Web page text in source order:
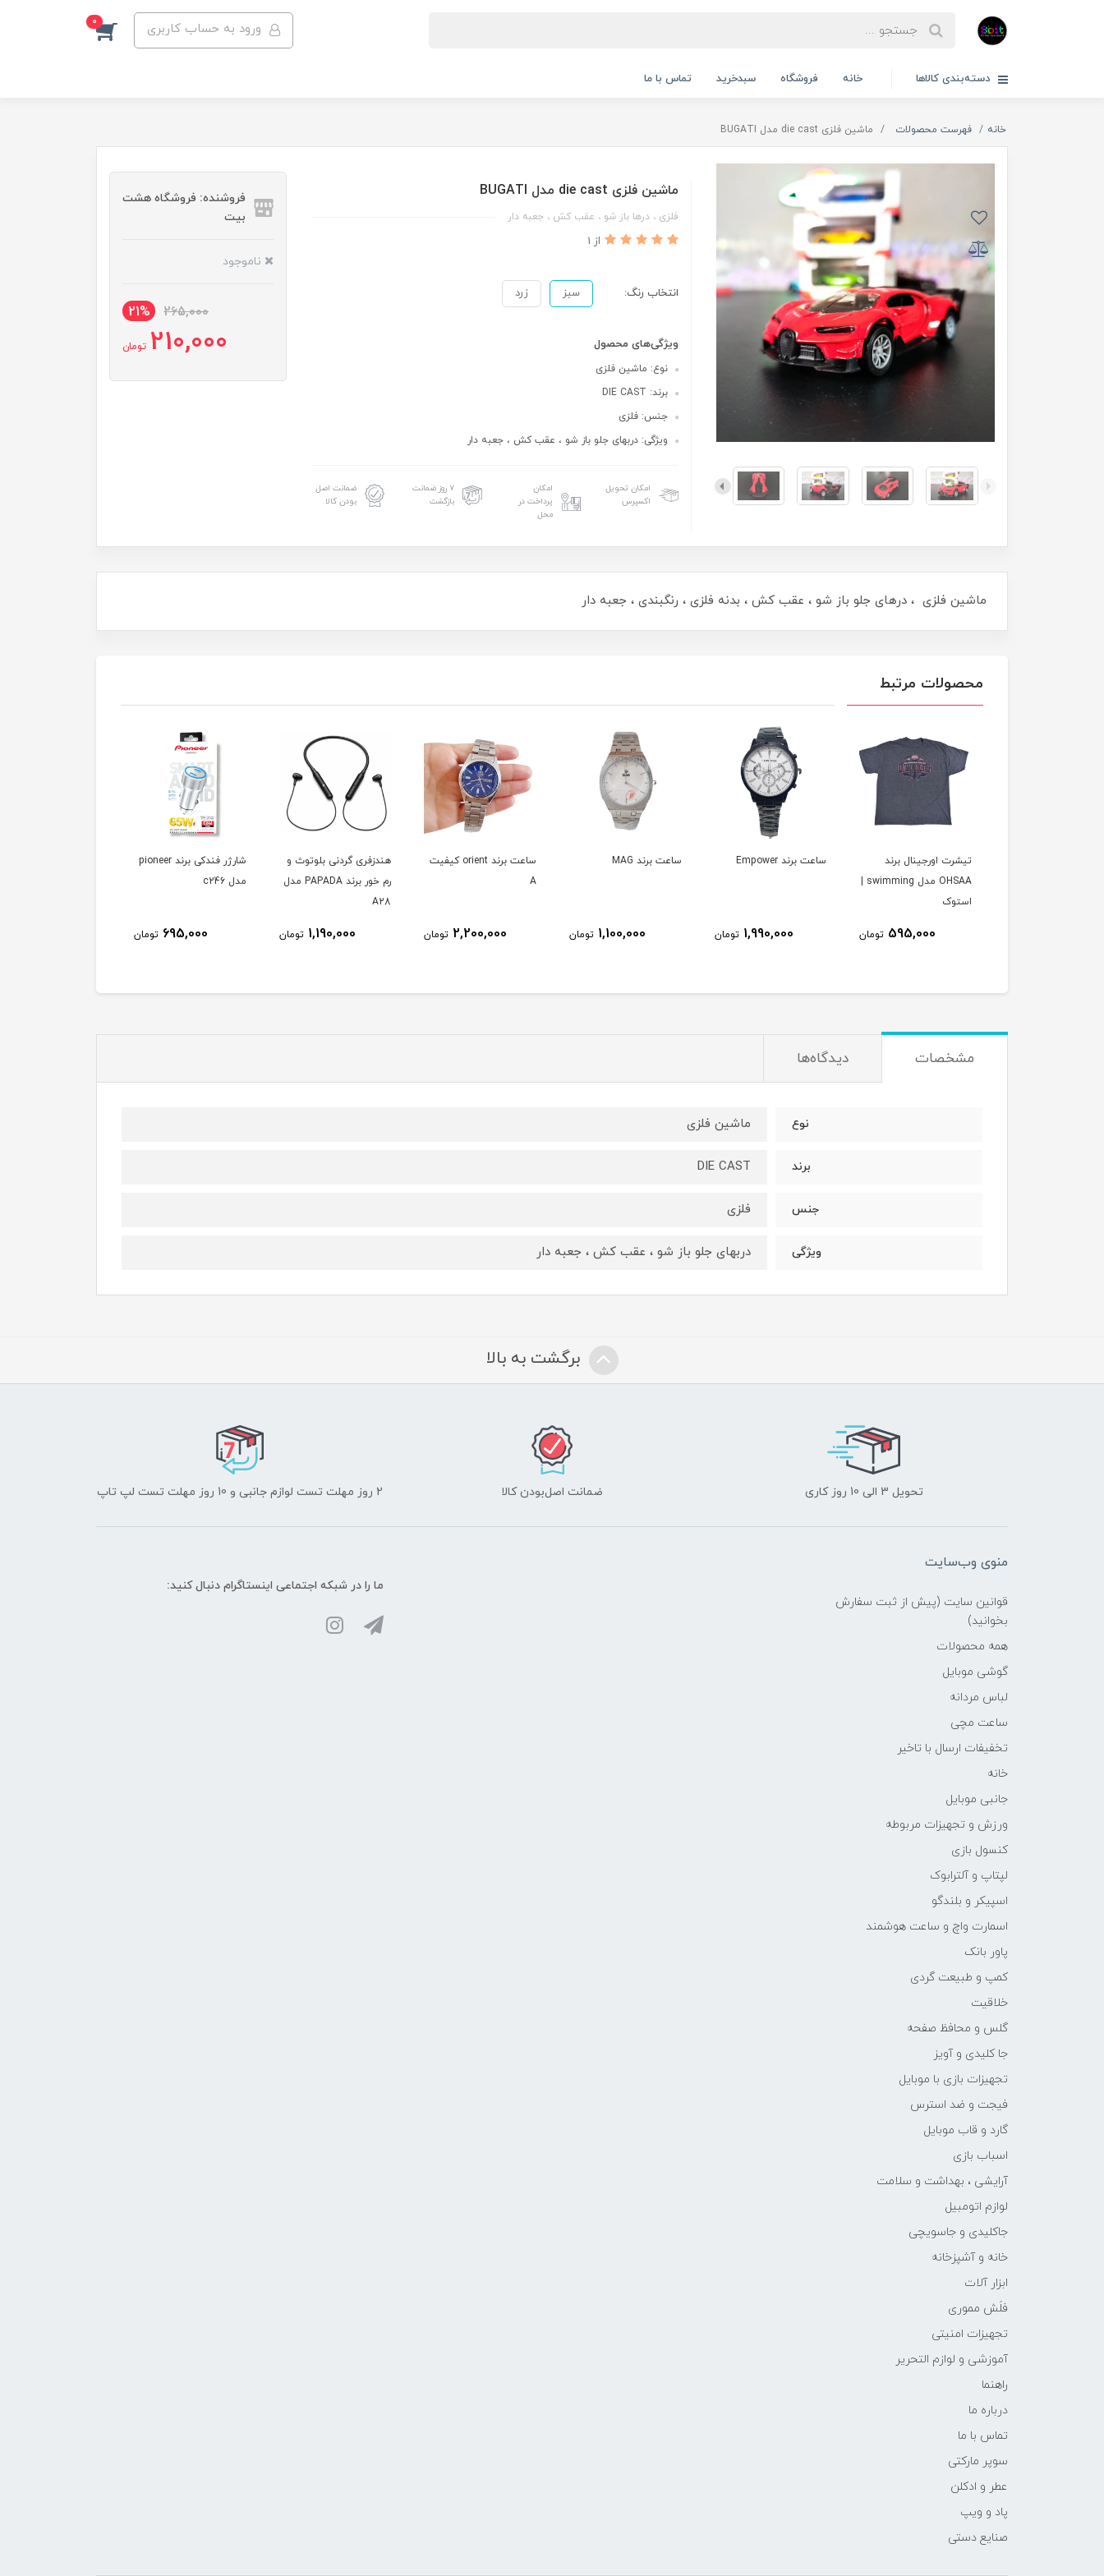
ورود به حساب کاربری 0
دسته‌بندی کالاها خانه فروشگاه سبدخرید تماس با ما
خانه فهرست محصولات ماشین فلزی die cast مدل BUGATI
ماشین فلزی die cast مدل BUGATI
فلزی ، درها باز شو ، عقب کش ، جعبه دار
از 1
انتخاب رنگ: سبز زرد
ویژگی‌های محصول
نوع: ماشین فلزی
برند: DIE CAST
جنس: فلزی
ویژگی: دربهای جلو باز شو ، عقب کش ، جعبه دار
امکان تحویل
اکسپرس
امکان
پرداخت در
محل
۷ روز ضمانت
بازگشت
ضمانت اصل
بودن کالا
فروشنده: فروشگاه هشت
بیت
ناموجود
265,000
21%
210,000 تومان
ماشین فلزی ، درهای جلو باز شو ، عقب کش ، بدنه فلزی ، رنگبندی ، جعبه دار
محصولات مرتبط
تیشرت اورجینال برند
استوک
595,000 تومان
ساعت برند Empower
1,990,000 تومان
ساعت برند MAG
1,100,000 تومان
ساعت برند orient کیفیت
A
2,200,000 تومان
هندزفری گردنی بلوتوث و
رم خور برند PAPADA مدل
A28
1,190,000 تومان
شارژر فندکی برند pioneer
مدل c246
695,000 تومان
مشخصات دیدگاه‌ها
نوع ماشین فلزی
برند DIE CAST
جنس فلزی
ویژگی دربهای جلو باز شو ، عقب کش ، جعبه دار
برگشت به بالا
تحویل 3 الی 10 روز کاری ضمانت اصل‌بودن کالا 2 روز مهلت تست لوازم جانبی و 10 روز مهلت تست لپ تاپ
منوی وب‌سایت
قوانین سایت (پیش از ثبت سفارش
بخوانید)
همه محصولات
گوشی موبایل
لباس مردانه
ساعت مچی
تخفیفات ارسال با تاخیر
خانه
جانبی موبایل
ورزش و تجهیزات مربوطه
کنسول بازی
لپتاپ و آلترابوک
اسپیکر و بلندگو
اسمارت واچ و ساعت هوشمند
پاور بانک
کمپ و طبیعت گردی
خلاقیت
گلس و محافظ صفحه
جا کلیدی و آویز
تجهیزات بازی با موبایل
فیجت و ضد استرس
گارد و قاب موبایل
اسباب بازی
آرایشی ، بهداشت و سلامت
لوازم اتومبیل
جاکلیدی و جاسویچی
خانه و آشپزخانه
ابزار آلات
فلَش مموری
تجهیزات امنیتی
آموزشی و لوازم التحریر
راهنما
درباره ما
تماس با ما
سوپر مارکتی
عطر و ادکلن
پاد و ویپ
صنایع دستی
ما را در شبکه‌ اجتماعی اینستاگرام دنبال کنید: